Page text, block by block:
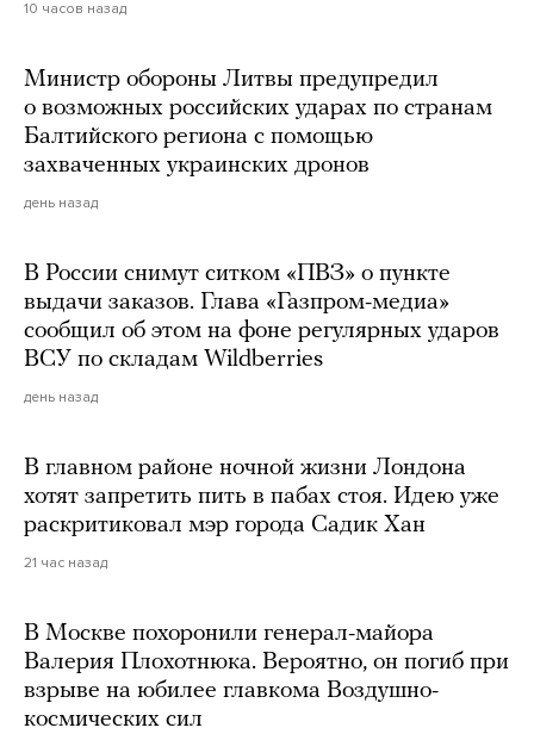
10 часов назад
Министр обороны Литвы предупредил
о возможных российских ударах по странам
Балтийского региона с помощью
захваченных украинских дронов
день назад
В России снимут ситком «ПВЗ» о пункте
выдачи заказов. Глава «Газпром-медиа»
сообщил об этом на фоне регулярных ударов
ВСУ по складам Wildberries
день назад
В главном районе ночной жизни Лондона
хотят запретить пить в пабах стоя. Идею уже
раскритиковал мэр города Садик Хан
21 час назад
В Москве похоронили генерал-майора
Валерия Плохотнюка. Вероятно, он погиб при
взрыве на юбилее главкома Воздушно-
космических сил